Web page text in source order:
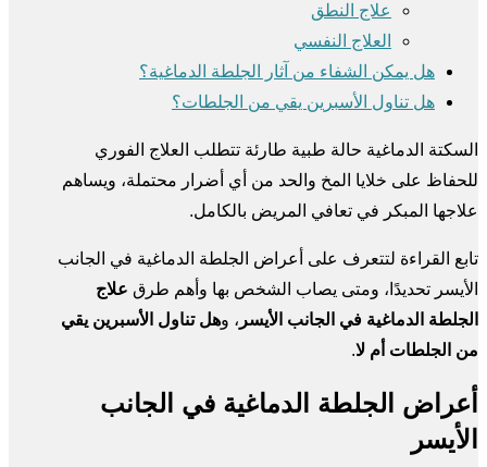
علاج النطق
العلاج النفسي
هل يمكن الشفاء من آثار الجلطة الدماغية؟
هل تناول الأسبرين يقي من الجلطات؟
السكتة الدماغية حالة طبية طارئة تتطلب العلاج الفوري
للحفاظ على خلايا المخ والحد من أي أضرار محتملة، ويساهم
علاجها المبكر في تعافي المريض بالكامل.
تابع القراءة لتتعرف على أعراض الجلطة الدماغية في الجانب
الأيسر تحديدًا، ومتى يصاب الشخص بها وأهم طرق علاج
الجلطة الدماغية في الجانب الأيسر ، وهل تناول الأسبرين يقي
من الجلطات أم لا.
أعراض الجلطة الدماغية في الجانب
الأيسر